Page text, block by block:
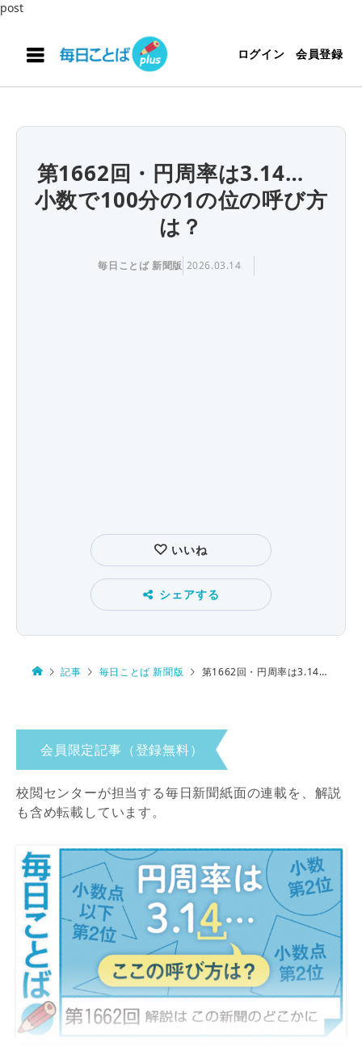
post
ログイン 会員登録
第1662回・円周率は3.14…
小数で100分の1の位の呼び方
は？
毎日ことば 新聞版 2026.03.14
いいね
シェアする
記事 毎日ことば 新聞版 第1662回・円周率は3.14… 小数で100分の1の位の呼び方は？
会員限定記事（登録無料）
校閲センターが担当する毎日新聞紙面の連載を、解説
も含め転載しています。